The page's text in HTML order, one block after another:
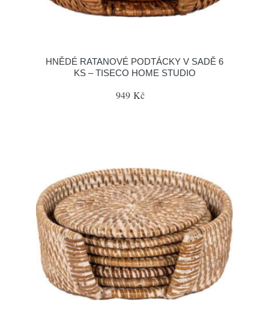
HNĚDÉ RATANOVÉ PODTÁCKY V SADĚ 6
KS – TISECO HOME STUDIO
949 Kč